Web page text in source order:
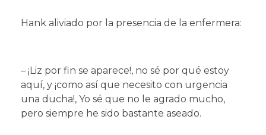
Hank aliviado por la presencia de la enfermera:
– ¡Liz por fin se aparece!, no sé por qué estoy
aquí, y ¡como así que necesito con urgencia
una ducha!, Yo sé que no le agrado mucho,
pero siempre he sido bastante aseado.